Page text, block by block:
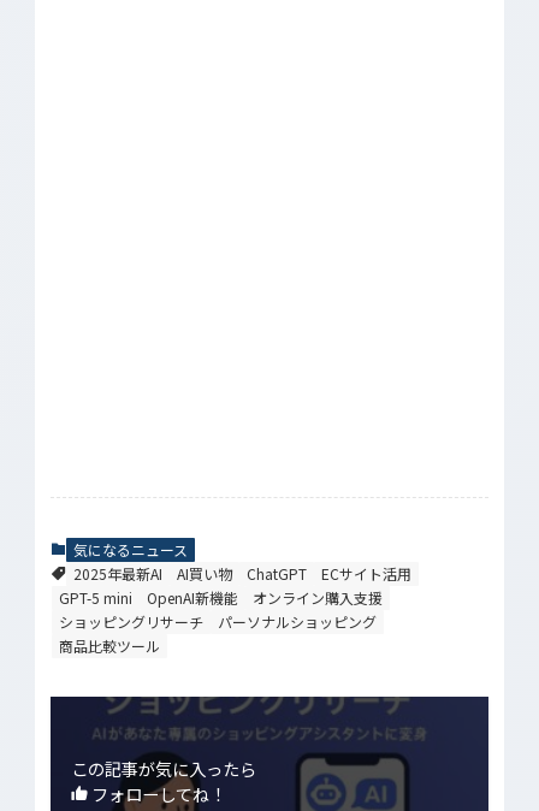
気になるニュース
2025年最新AI
AI買い物 ChatGPT
ECサイト活用
GPT-5 mini
OpenAI新機能
オンライン購入支援
ショッピングリサーチ
パーソナルショッピング
商品比較ツール
この記事が気に入ったら
フォローしてね！